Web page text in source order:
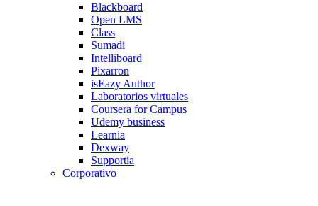
Blackboard
Open LMS
Class
Sumadi
Intelliboard
Pixarron
isEazy Author
Laboratorios virtuales
Coursera for Campus
Udemy business
Learnia
Dexway
Supportia
Corporativo